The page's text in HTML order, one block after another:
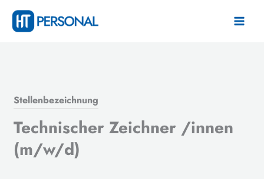
Zum
Inhalt
Stellenbezeichnung
Technischer Zeichner /innen
(m/w/d)